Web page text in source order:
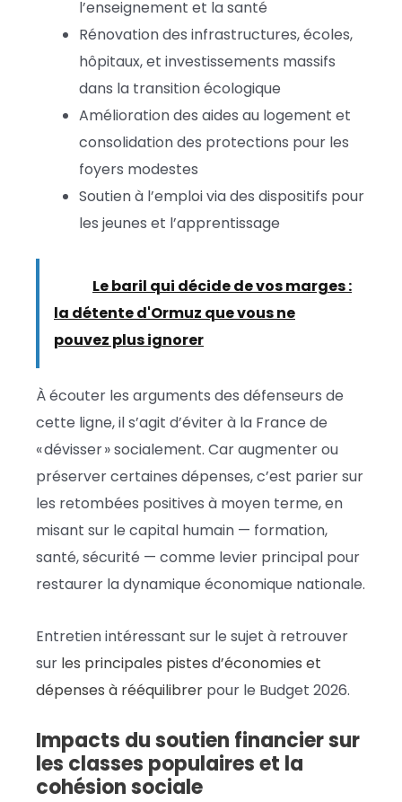
l’enseignement et la santé
Rénovation des infrastructures, écoles,
hôpitaux, et investissements massifs
dans la transition écologique
Amélioration des aides au logement et
consolidation des protections pour les
foyers modestes
Soutien à l’emploi via des dispositifs pour
les jeunes et l’apprentissage
Le baril qui décide de vos marges :
la détente d'Ormuz que vous ne
pouvez plus ignorer
À écouter les arguments des défenseurs de
cette ligne, il s’agit d’éviter à la France de
« dévisser » socialement. Car augmenter ou
préserver certaines dépenses, c’est parier sur
les retombées positives à moyen terme, en
misant sur le capital humain — formation,
santé, sécurité — comme levier principal pour
restaurer la dynamique économique nationale.
Entretien intéressant sur le sujet à retrouver
sur les principales pistes d’économies et
dépenses à rééquilibrer pour le Budget 2026.
Impacts du soutien financier sur
les classes populaires et la
cohésion sociale